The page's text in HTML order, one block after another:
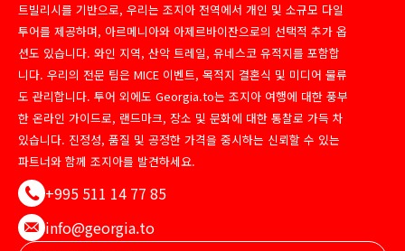
트빌리시를 기반으로, 우리는 조지아 전역에서 개인 및 소규모 다일
투어를 제공하며, 아르메니아와 아제르바이잔으로의 선택적 추가 옵
션도 있습니다. 와인 지역, 산악 트레일, 유네스코 유적지를 포함합
니다. 우리의 전문 팀은 MICE 이벤트, 목적지 결혼식 및 미디어 물류
도 관리합니다. 투어 외에도 Georgia.to는 조지아 여행에 대한 풍부
한 온라인 가이드로, 랜드마크, 장소 및 문화에 대한 통찰로 가득 차
있습니다. 진정성, 품질 및 공정한 가격을 중시하는 신뢰할 수 있는
파트너와 함께 조지아를 발견하세요.
+995 511 14 77 85
info@georgia.to